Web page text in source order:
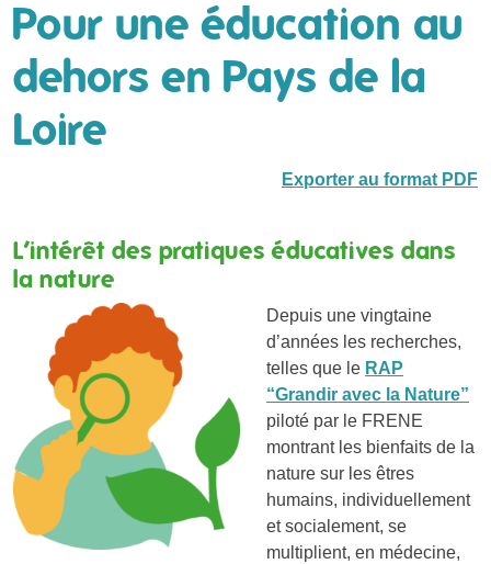
Pour une éducation au
dehors en Pays de la
Loire
Exporter au format PDF
L’intérêt des pratiques éducatives dans
la nature
Depuis une vingtaine
d’années les recherches,
telles que le RAP
“Grandir avec la Nature”
piloté par le FRENE
montrant les bienfaits de la
nature sur les êtres
humains, individuellement
et socialement, se
multiplient, en médecine,